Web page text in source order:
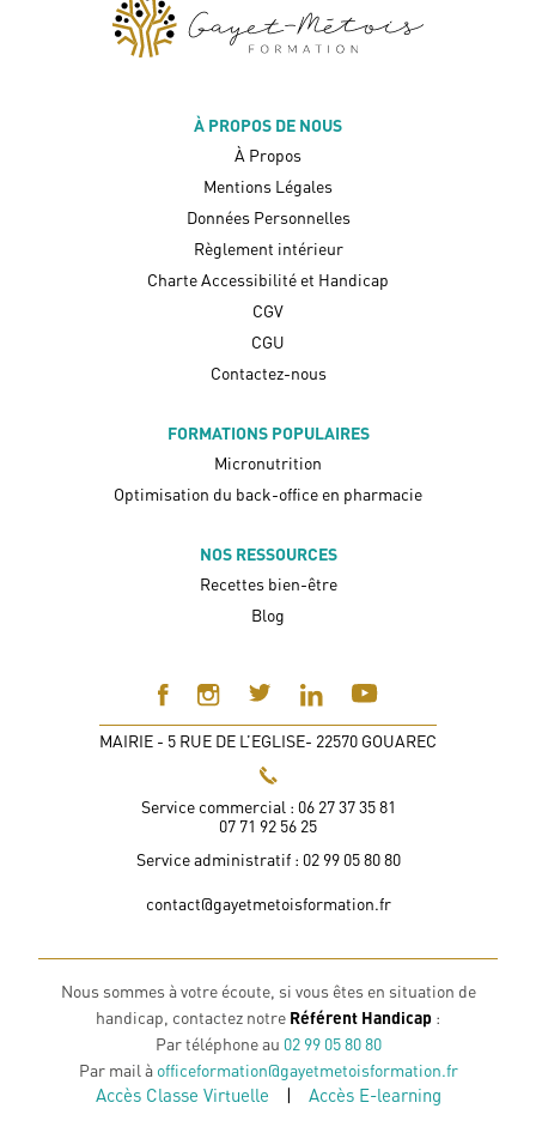
À PROPOS DE NOUS
À Propos
Mentions Légales
Données Personnelles
Règlement intérieur
Charte Accessibilité et Handicap
CGV
CGU
Contactez-nous
FORMATIONS POPULAIRES
Micronutrition
Optimisation du back-office en pharmacie
NOS RESSOURCES
Recettes bien-être
Blog
MAIRIE - 5 RUE DE L’EGLISE- 22570 GOUAREC
Service commercial : 06 27 37 35 81
07 71 92 56 25
Service administratif : 02 99 05 80 80
contact@gayetmetoisformation.fr
Nous sommes à votre écoute, si vous êtes en situation de
handicap, contactez notre Référent Handicap :
Par téléphone au 02 99 05 80 80
Par mail à officeformation@gayetmetoisformation.fr
Accès Classe Virtuelle | Accès E-learning